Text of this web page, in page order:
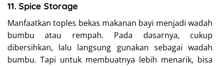
11. Spice Storage
Manfaatkan toples bekas makanan bayi menjadi wadah
bumbu atau rempah. Pada dasarnya, cukup
dibersihkan, lalu langsung gunakan sebagai wadah
bumbu. Tapi untuk membuatnya lebih menarik, bisa